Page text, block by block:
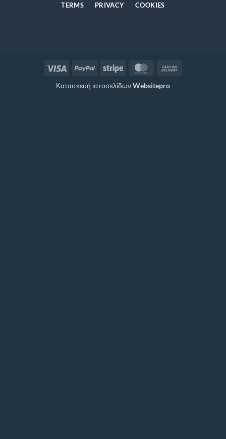
TERMS PRIVACY COOKIES
Visa PayPal Stripe MasterCard
Κατασκευή ιστοσελίδωνWebsitepro